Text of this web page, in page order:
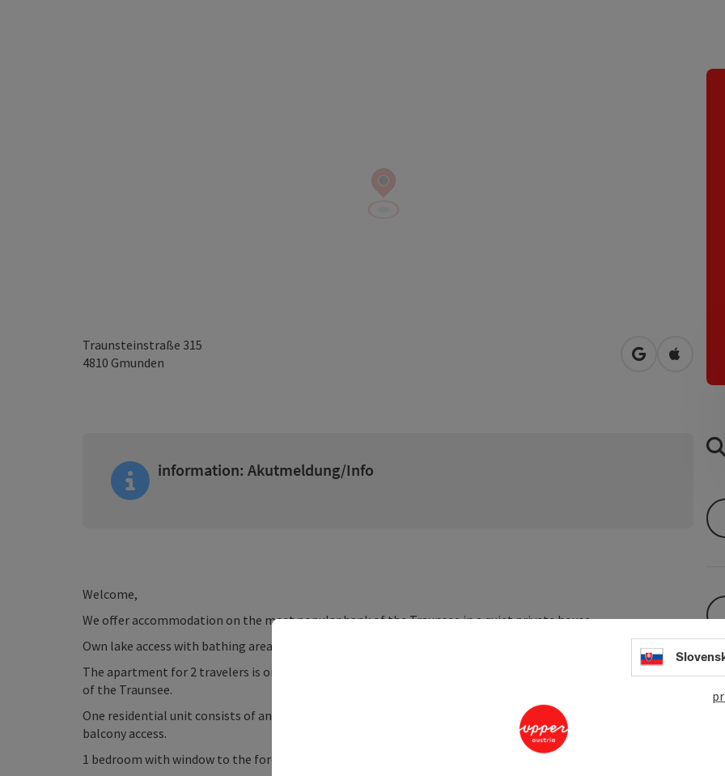
Traunsteinstraße 315
4810 Gmunden open inOpen in
information: Akutmeldung/Info
Welcome,
We offer accommodation on the most popular bank of the Traunsee in a quiet private house.
Own lake access with bathing area, parasol and garden furniture
The apartment for 2 travelers is on the 1st floor of the quiet house with a balcony and an unobstructed view
of the Traunsee.
One residential unit consists of an entrance hall-living room with kitchenette (fully equipped), large screen,
balcony access.
1 bedroom with window to the forest and a bathroom with shower toilet. Free WiFi